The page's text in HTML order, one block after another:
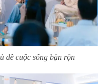
đề cuộc sống bận rộn